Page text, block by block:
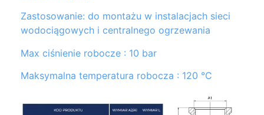
Zastosowanie: do montażu w instalacjach sieci
wodociągowych i centralnego ogrzewania
Max ciśnienie robocze : 10 bar
Maksymalna temperatura robocza : 120 °C